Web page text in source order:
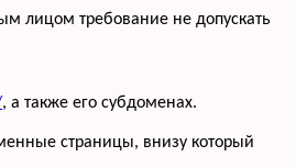
лицом требование не допускать
, а также его субдоменах.
страницы, внизу который